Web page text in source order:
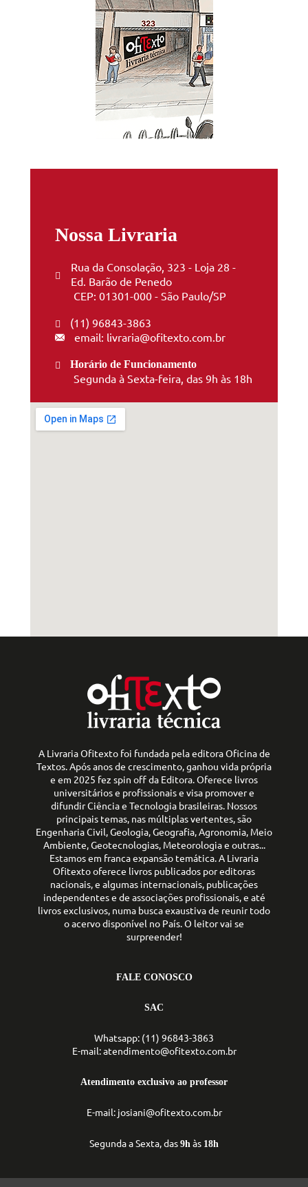
Nossa Livraria
Rua da Consolação, 323 - Loja 28 -
Ed. Barão de Penedo
CEP: 01301-000 - São Paulo/SP
(11) 96843-3863
email: livraria@ofitexto.com.br
Horário de Funcionamento
Segunda à Sexta-feira, das 9h às 18h
A Livraria Ofitexto foi fundada pela editora Oficina de
Textos. Após anos de crescimento, ganhou vida própria
e em 2025 fez spin off da Editora. Oferece livros
universitários e profissionais e visa promover e
difundir Ciência e Tecnologia brasileiras. Nossos
principais temas, nas múltiplas vertentes, são
Engenharia Civil, Geologia, Geografia, Agronomia, Meio
Ambiente, Geotecnologias, Meteorologia e outras...
Estamos em franca expansão temática. A Livraria
Ofitexto oferece livros publicados por editoras
nacionais, e algumas internacionais, publicações
independentes e de associações profissionais, e até
livros exclusivos, numa busca exaustiva de reunir todo
o acervo disponível no País. O leitor vai se
surpreender!
FALE CONOSCO
SAC
Whatsapp: (11) 96843-3863
E-mail: atendimento@ofitexto.com.br
Atendimento exclusivo ao professor
E-mail: josiani@ofitexto.com.br
Segunda a Sexta, das 9h às 18h